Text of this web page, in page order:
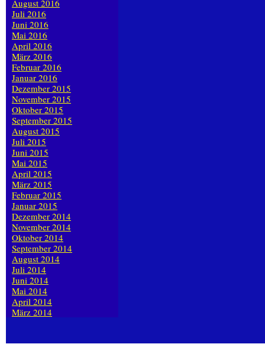
August 2016
Juli 2016
Juni 2016
Mai 2016
April 2016
März 2016
Februar 2016
Januar 2016
Dezember 2015
November 2015
Oktober 2015
September 2015
August 2015
Juli 2015
Juni 2015
Mai 2015
April 2015
März 2015
Februar 2015
Januar 2015
Dezember 2014
November 2014
Oktober 2014
September 2014
August 2014
Juli 2014
Juni 2014
Mai 2014
April 2014
März 2014